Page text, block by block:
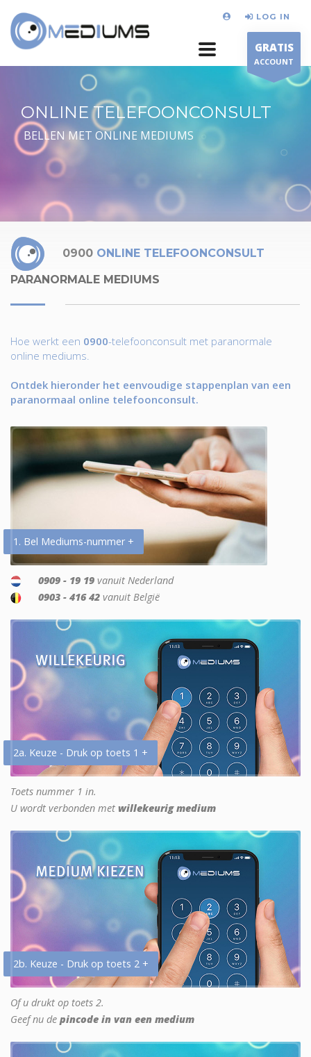
LOG IN
GRATIS
ACCOUNT
ONLINE TELEFOONCONSULT
BELLEN MET ONLINE MEDIUMS
0900 ONLINE TELEFOONCONSULT
PARANORMALE MEDIUMS
Hoe werkt een 0900-telefoonconsult met paranormale
online mediums.
Ontdek hieronder het eenvoudige stappenplan van een
paranormaal online telefoonconsult.
1. Bel Mediums-nummer +
0909 - 19 19 vanuit Nederland
0903 - 416 42 vanuit België
2a. Keuze - Druk op toets 1 +
Toets nummer 1 in.
U wordt verbonden met willekeurig medium
2b. Keuze - Druk op toets 2 +
Of u drukt op toets 2.
Geef nu de pincode in van een medium